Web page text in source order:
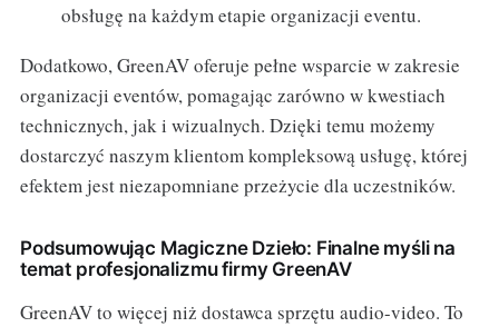
obsługę na każdym etapie organizacji eventu.
Dodatkowo, GreenAV oferuje pełne wsparcie w zakresie
organizacji eventów, pomagając zarówno w kwestiach
technicznych, jak i wizualnych. Dzięki temu możemy
dostarczyć naszym klientom kompleksową usługę, której
efektem jest niezapomniane przeżycie dla uczestników.
Podsumowując Magiczne Dzieło: Finalne myśli na
temat profesjonalizmu firmy GreenAV
GreenAV to więcej niż dostawca sprzętu audio-video. To